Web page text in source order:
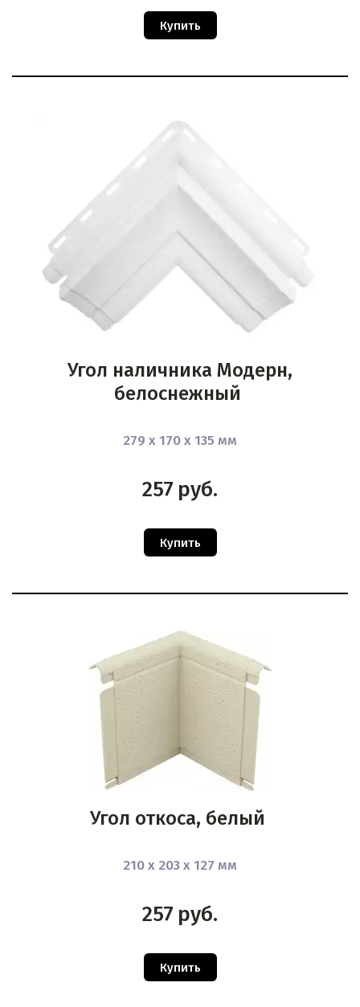
Купить
Угол наличника Модерн,
белоснежный
279 х 170 х 135 мм
257 руб.
Купить
Угол откоса, белый
210 х 203 х 127 мм
257 руб.
Купить